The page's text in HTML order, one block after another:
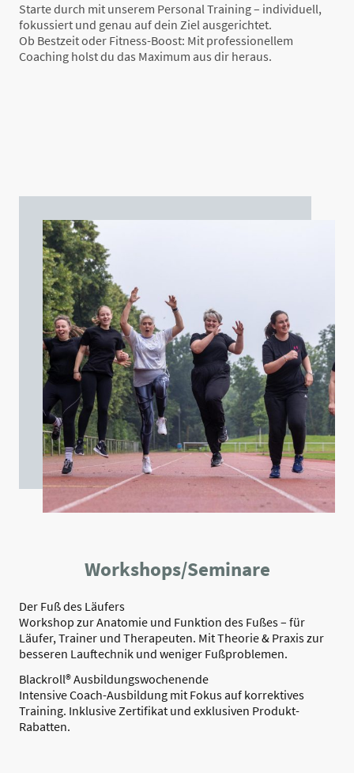
Starte durch mit unserem Personal Training – individuell,
fokussiert und genau auf dein Ziel ausgerichtet.
Ob Bestzeit oder Fitness-Boost: Mit professionellem
Coaching holst du das Maximum aus dir heraus.
Workshops/Seminare
Der Fuß des Läufers
Workshop zur Anatomie und Funktion des Fußes – für
Läufer, Trainer und Therapeuten. Mit Theorie & Praxis zur
besseren Lauftechnik und weniger Fußproblemen.
Blackroll® Ausbildungswochenende
Intensive Coach-Ausbildung mit Fokus auf korrektives
Training. Inklusive Zertifikat und exklusiven Produkt-
Rabatten.